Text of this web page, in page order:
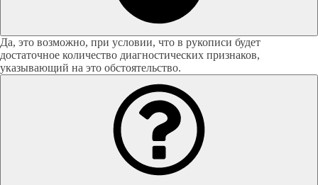
Да, это возможно, при условии, что в рукописи будет
достаточное количество диагностических признаков,
указывающий на это обстоятельство.